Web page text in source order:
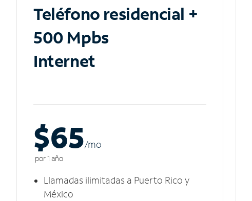
Teléfono residencial +
500 Mpbs
Internet
$65/mo
por 1 año
Llamadas ilimitadas a Puerto Rico y
México